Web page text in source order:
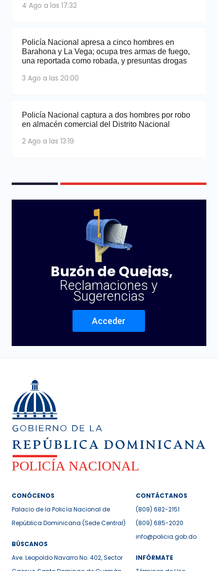
4 Ago a las 17:32
Policía Nacional apresa a cinco hombres en
Barahona y La Vega; ocupa tres armas de fuego,
una reportada como robada, y presuntas drogas
3 Ago a las 20:00
Policía Nacional captura a dos hombres por robo
en almacén comercial del Distrito Nacional
2 Ago a las 13:19
Buzón de Quejas,
Reclamaciones y
Sugerencias
Acceder
CONÓCENOS
Palacio de la Policía Nacional de
República Dominicana (Sede Central)
BÚSCANOS
Ave. Leopoldo Navarro No. 402, Sector
CONTÁCTANOS
(809) 682-2151
(809) 685-2020
info@policia.gob.do
INFÓRMATE